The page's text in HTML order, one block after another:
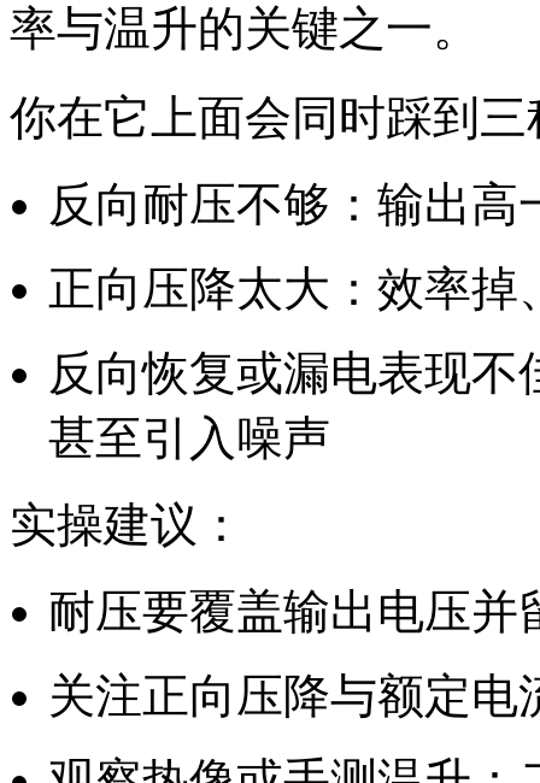
率与温升的关键之一。
你在它上面会同时踩到三
反向耐压不够：输出
正向压降太大：效率
反向恢复或漏电表现
甚至引入噪声
实操建议：
耐压要覆盖输出电压并
关注正向压降与额定电